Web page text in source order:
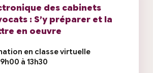
des cabinets
: S’y préparer et la
en oeuvre
en classe virtuelle
à 13h30